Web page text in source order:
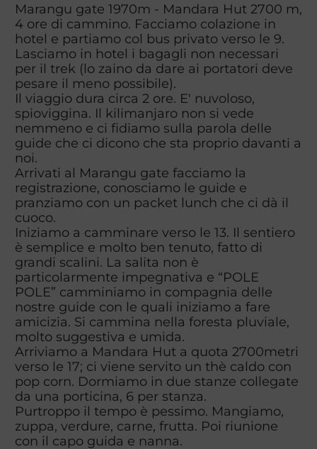
Marangu gate 1970m - Mandara Hut 2700 m,
4 ore di cammino. Facciamo colazione in
hotel e partiamo col bus privato verso le 9.
Lasciamo in hotel i bagagli non necessari
per il trek (lo zaino da dare ai portatori deve
pesare il meno possibile).
Il viaggio dura circa 2 ore. E' nuvoloso,
spioviggina. Il kilimanjaro non si vede
nemmeno e ci fidiamo sulla parola delle
guide che ci dicono che sta proprio davanti a
noi.
Arrivati al Marangu gate facciamo la
registrazione, conosciamo le guide e
pranziamo con un packet lunch che ci dà il
cuoco.
Iniziamo a camminare verso le 13. Il sentiero
è semplice e molto ben tenuto, fatto di
grandi scalini. La salita non è
particolarmente impegnativa e “POLE
POLE” camminiamo in compagnia delle
nostre guide con le quali iniziamo a fare
amicizia. Si cammina nella foresta pluviale,
molto suggestiva e umida.
Arriviamo a Mandara Hut a quota 2700metri
verso le 17; ci viene servito un thè caldo con
pop corn. Dormiamo in due stanze collegate
da una porticina, 6 per stanza.
Purtroppo il tempo è pessimo. Mangiamo,
zuppa, verdure, carne, frutta. Poi riunione
con il capo guida e nanna.